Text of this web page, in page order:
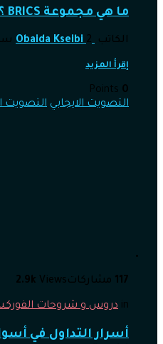
ما هي مجموعة BRICS ؟
الكاتب Obaida Kseibi 2 سبتمبر، 2023, 6:57 م
إقرأ المزيد
0
التصويت الايجابي التصويت
117 مشاركات 2.9k Views
in دروس و شروحات
أسرار التداول في